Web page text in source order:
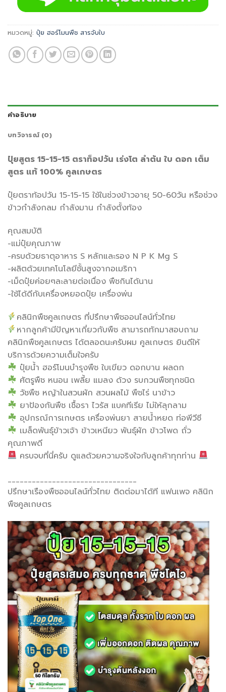
หมวดหมู่: ปุ๋ย ฮอร์โมนพืช สารจับใบ
คำอธิบาย
บทวิจารณ์ (0)
ปุ๋ยสูตร 15-15-15 ตราท็อปวัน เร่งโต ลำต้น ใบ ดอก เต็ม
สูตร แท้ 100% คูลเกษตร
ปุ๋ยตราท้อปวัน 15-15-15 ใช้ในช่วงข้าวอายุ 50-60วัน หรือช่วง
ข้าวกำลังกลม กำลังมาน กำลังตั้งท้อง
คุณสมบัติ
-แม่ปุ๋ยคุณภาพ
-ครบด้วยธาตุอาหาร S หลักและรอง N P K Mg S
-ผลิตด้วยเทคโนโลยีชั้นสูงจากอเมริกา
-เม็ดปุ๋ยค่อยๆละลายต่อเนื่อง พืชกินได้นาน
-ใช้ได้ดีกับเครื่องหยอดปุ๋ย เครื่องพ่น
คลินิกพืชคูลเกษตร ที่ปรึกษาพืชออนไลน์ทั่วไทย
หากลูกค้ามีปัญหาเกี่ยวกับพืช สามารถทักมาสอบถาม
คลินิกพืชคูลเกษตร ได้ตลอดนะครับผม คูลเกษตร ยินดีให้
บริการด้วยความเต็มใจครับ
ปุ๋ยน้ำ ฮอร์โมนบำรุงพืช ใบเขียว ดอกบาน ผลดก
ศัตรูพืช หนอน เพลี้ย แมลง ด้วง รบกวนพืชทุกชนิด
วัชพืช หญ้าในสวนผัก สวนผลไม้ พืชไร่ นาข้าว
ยาป้องกันพืช เชื้อรา ไวรัส แบคทีเรีย ไม่ให้ลุกลาม
อุปกรณ์การเกษตร เครื่องพ่นยา สายน้ำหยด ท่อพีวีซี
เมล็ดพันธุ์ข้าวเจ้า ข้าวเหนียว พันธุ์ผัก ข้าวโพด ถั่ว
คุณภาพดี
ครบจบที่นี่ครับ ดูแลด้วยความจริงใจกับลูกค้าทุกท่าน
________________________________
ปรึกษาเรืองพืชออนไลน์ทั่วไทย ติดต่อมาได้ที แฟนเพจ คลินิก
พืชคูลเกษตร